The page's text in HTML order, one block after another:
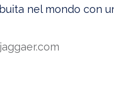
nel mondo con